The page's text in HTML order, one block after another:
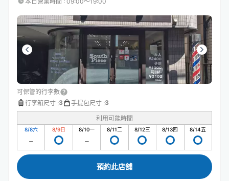
可保管的行李數
行李箱尺寸 :3 手提包尺寸 :3
利用可能時間
8/8六 8/9日 8/10一 8/11二 8/12三 8/13四 8/14五
預約此店舖